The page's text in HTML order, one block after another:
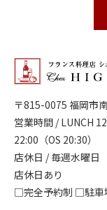
〒815-0075 福岡市
営業時間 / LUNCH
22:00（OS 20:30）
店休日 / 毎週水曜日
店休日あり
□完全予約制 □駐車